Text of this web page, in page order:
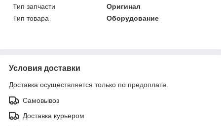
Тип запчасти
Оригинал
Тип товара
Оборудование
Условия доставки
Доставка осуществляется только по предоплате.
Самовывоз
Доставка курьером